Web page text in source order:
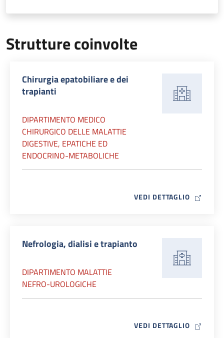
Strutture coinvolte
Chirurgia epatobiliare e dei
trapianti
DIPARTIMENTO MEDICO
CHIRURGICO DELLE MALATTIE
DIGESTIVE, EPATICHE ED
ENDOCRINO-METABOLICHE
VEDI DETTAGLIO MAP ICON
Nefrologia, dialisi e trapianto
DIPARTIMENTO MALATTIE
NEFRO-UROLOGICHE
VEDI DETTAGLIO MAP ICON